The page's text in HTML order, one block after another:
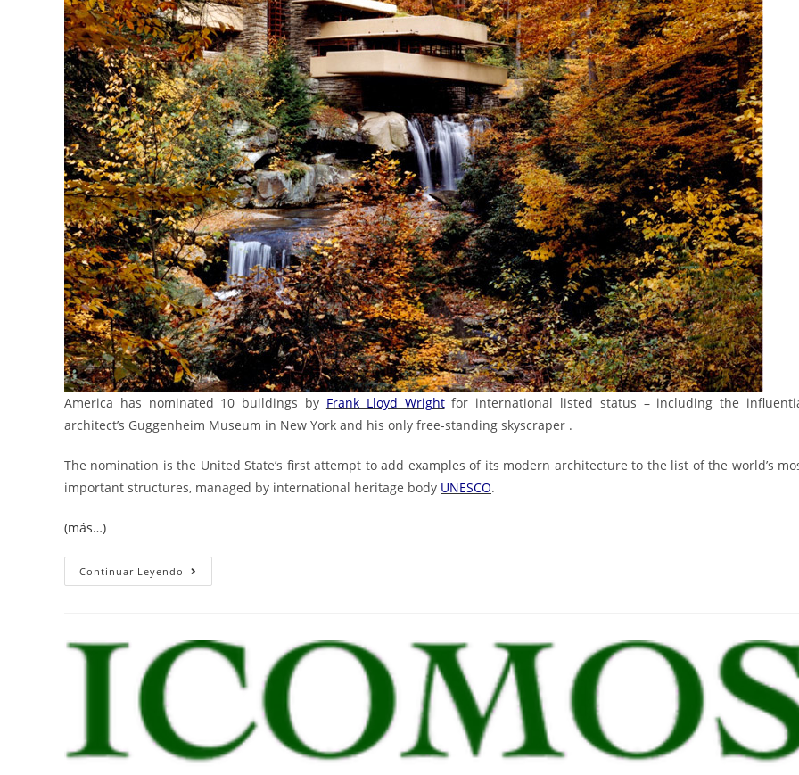
America has nominated 10 buildings by Frank Lloyd Wrightfor international listed status – including the
architect’s Guggenheim Museum in New York and his only free-standing skyscraper .
The nomination is the United State’s first attempt to add examples of its modern architecture to the list of the world’s
important structures, managed by international heritage body UNESCO.
(más…)
Continuar Leyendo